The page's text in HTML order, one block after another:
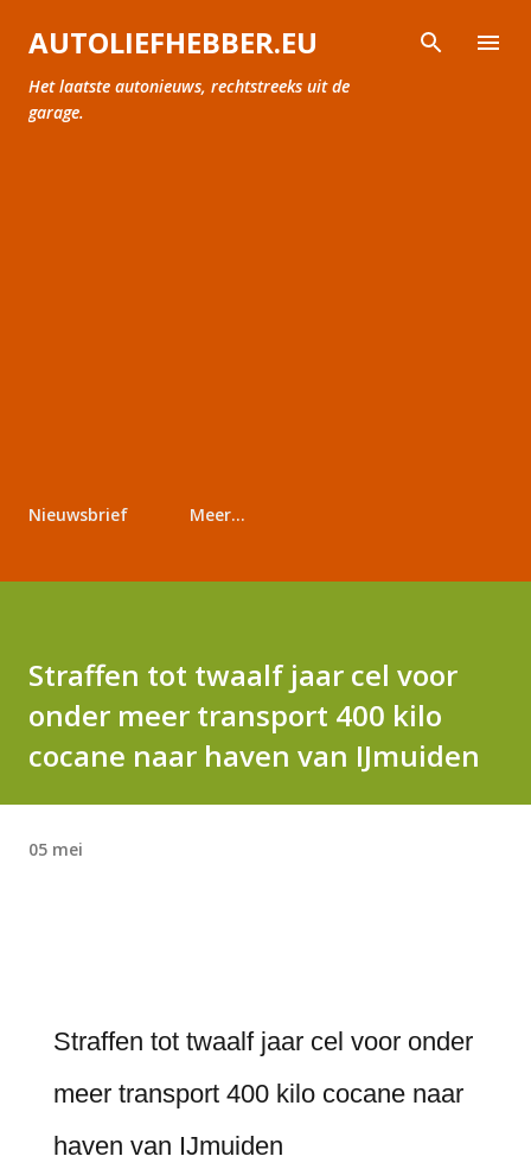
Doorgaan naar hoofdcontent
AUTOLIEFHEBBER.EU
Het laatste autonieuws, rechtstreeks uit de
garage.
Nieuwsbrief Meer…
Straffen tot twaalf jaar cel voor
onder meer transport 400 kilo
cocane naar haven van IJmuiden
05 mei
Straffen tot twaalf jaar cel voor onder
meer transport 400 kilo cocane naar
haven van IJmuiden